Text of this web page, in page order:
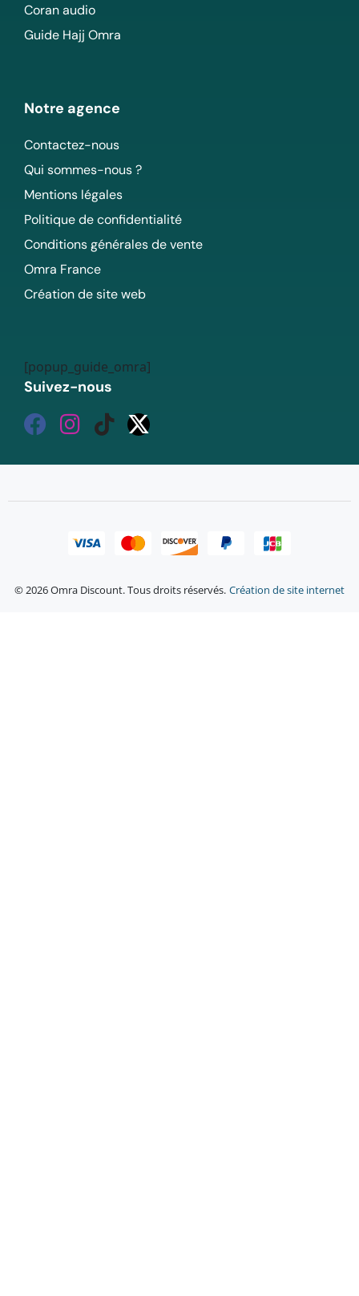
Coran audio
Guide Hajj Omra
Notre agence
Contactez-nous
Qui sommes-nous ?
Mentions légales
Politique de confidentialité
Conditions générales de vente
Omra France
Création de site web
[popup_guide_omra]
Suivez-nous
© 2026 Omra Discount. Tous droits réservés. Création de site internet